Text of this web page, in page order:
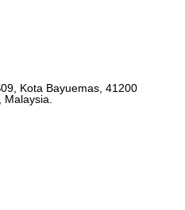
Kota Bayuemas, 41200
Malaysia.